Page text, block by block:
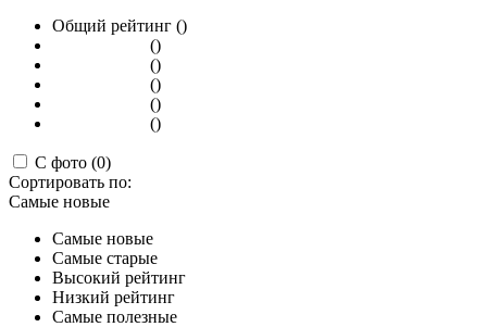
Общий рейтинг ()
()
()
()
()
()
С фото (0)
Сортировать по:
Самые новые
Самые новые
Самые старые
Высокий рейтинг
Низкий рейтинг
Самые полезные